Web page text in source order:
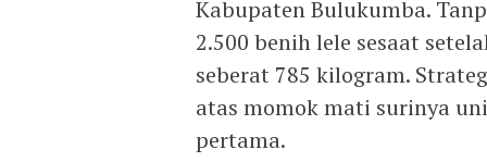
Kabupaten Bulukumba.
2.500 benih lele sesaat
seberat 785 kilogram.
atas momok mati surinya
pertama.